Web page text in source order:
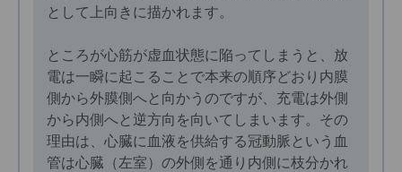
として上向きに描かれます。
ところが心筋が虚血状態に陥ってしまうと、放
電は一瞬に起こることで本来の順序どおり内膜
側から外膜側へと向かうのですが、充電は外側
から内側へと逆方向を向いてしまいます。その
理由は、心臓に血液を供給する冠動脈という血
管は心臓（左室）の外側を通り内側に枝分かれ